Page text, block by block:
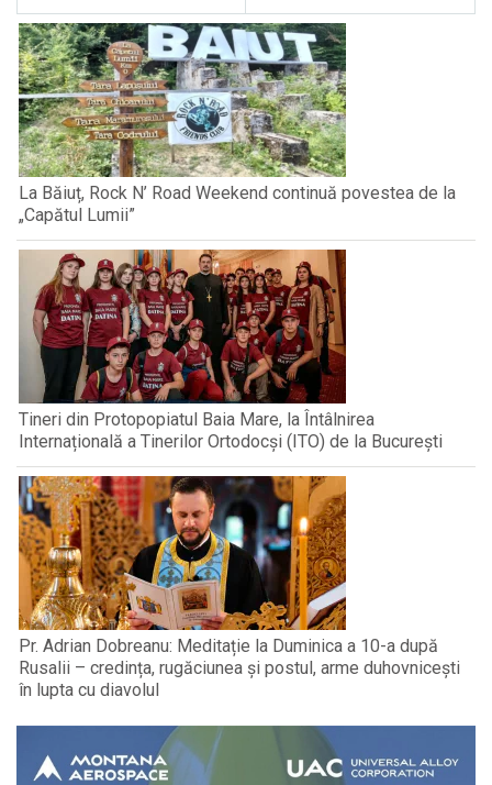
La Băiuț, Rock N’ Road Weekend continuă povestea de la
„Capătul Lumii”
Tineri din Protopopiatul Baia Mare, la Întâlnirea
Internațională a Tinerilor Ortodocși (ITO) de la București
Pr. Adrian Dobreanu: Meditație la Duminica a 10-a după
Rusalii – credința, rugăciunea și postul, arme duhovnicești
în lupta cu diavolul